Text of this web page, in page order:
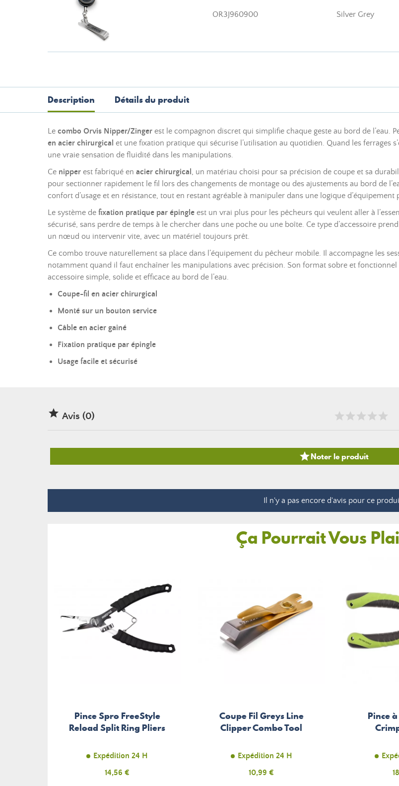
OR3J960900 Silver Grey
Description Détails du produit
Le combo Orvis Nipper/Zinger est le compagnon discret qui simplifie chaque geste au bord de l’eau.
en acier chirurgical et une fixation pratique qui sécurise l’utilisation au quotidien. Quand les ferrages
une vraie sensation de fluidité dans les manipulations.
Ce nipper est fabriqué en acier chirurgical , un matériau choisi pour sa précision de coupe et sa
pour sectionner rapidement le fil lors des changements de montage ou des ajustements au bord de
confort d’usage et en résistance, tout en restant agréable à manipuler dans une logique d’équipement
Le système de fixation pratique par épingle est un vrai plus pour les pêcheurs qui veulent aller à
sécurisé, sans perdre de temps à le chercher dans une poche ou une boîte. Ce type d’accessoire
un nœud ou intervenir vite, avec un matériel toujours prêt.
Ce combo trouve naturellement sa place dans l’équipement du pêcheur mobile. Il accompagne les
notamment quand il faut enchaîner les manipulations avec précision. Son format sobre et
accessoire simple, solide et efficace au bord de l’eau.
Coupe-fil en acier chirurgical
Monté sur un bouton service
Câble en acier gainé
Fixation pratique par épingle
Usage facile et sécurisé
 Avis (0)
Noter le produit
Il n'y a pas encore d'avis pour ce
Ça Pourrait Vous
Pince Spro FreeStyle
Reload Split Ring Pliers
Expédition 24 H
Prix
14,56 €
Coupe Fil Greys Line
Clipper Combo Tool
Expédition 24 H
Prix
10,99 €
Pince